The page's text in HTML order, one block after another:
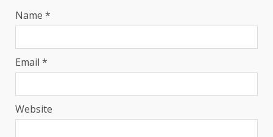
Name *
Email *
Website